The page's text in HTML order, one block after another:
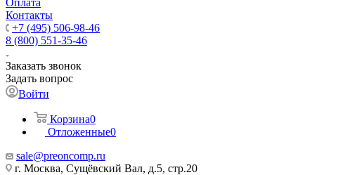
Оплата
Контакты
+7 (495) 506-98-46
8 (800) 551-35-46
Заказать звонок
Задать вопрос
Войти
Корзина0
Отложенные0
sale@preoncomp.ru
г. Москва, Сущёвский Вал, д.5, стр.20